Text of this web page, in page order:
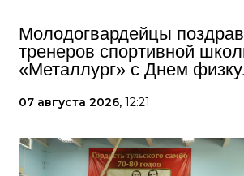
Молодогвардейцы
тренеров спортивной
«Металлург» с Днем
07 августа 2026, 12:21